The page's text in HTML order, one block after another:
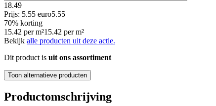
18.49
Prijs: 5.55 euro5.55
70% korting
15.42 per m²15.42 per m²
Bekijk alle producten uit deze actie.
Dit product is uit ons assortiment
Toon alternatieve producten
Productomschrijving